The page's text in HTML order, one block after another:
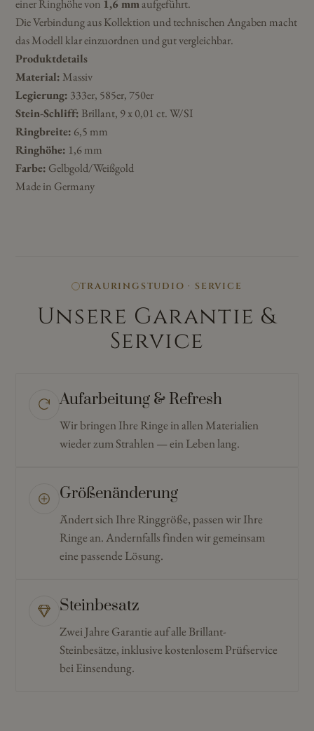
einer Ringhöhe von 1,6 mmaufgeführt.
Die Verbindung aus Kollektion und technischen Angaben macht
das Modell klar einzuordnen und gut vergleichbar.
Produktdetails
Material: Massiv
Legierung: 333er, 585er, 750er
Stein-Schliff: Brillant, 9 x 0,01 ct. W/SI
Ringbreite: 6,5 mm
Ringhöhe: 1,6 mm
Farbe: Gelbgold/Weißgold
Made in Germany
TRAURINGSTUDIO · SERVICE
Unsere Garantie &
Service
Aufarbeitung & Refresh
Wir bringen Ihre Ringe in allen Materialien
wieder zum Strahlen — ein Leben lang.
Größenänderung
Ändert sich Ihre Ringgröße, passen wir Ihre
Ringe an. Andernfalls finden wir gemeinsam
eine passende Lösung.
Steinbesatz
Zwei Jahre Garantie auf alle Brillant-
Steinbesätze, inklusive kostenlosem Prüfservice
bei Einsendung.